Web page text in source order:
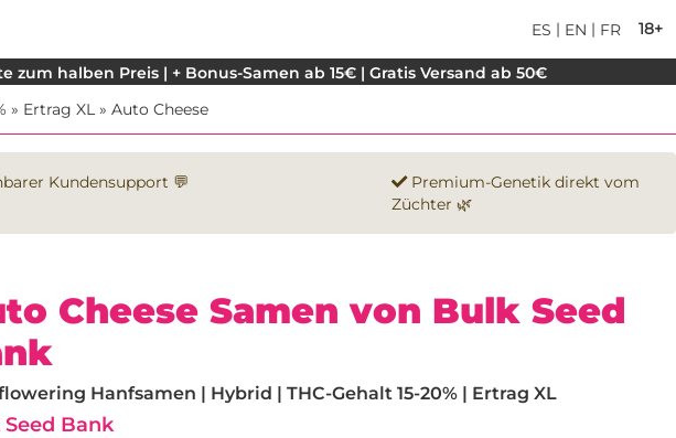
18+
ES | EN | FR
zum halben Preis | + Bonus-Samen ab 15€ | Gratis Versand ab 50€
» Ertrag XL » Auto Cheese
Kundensupport 💬
Premium-Genetik direkt vom
Züchter 🌿
Cheese Samen von Bulk Seed
Hanfsamen | Hybrid | THC-Gehalt 15-20% | Ertrag XL
Bank